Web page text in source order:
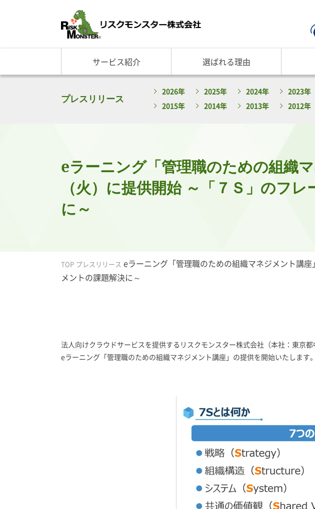
サービス紹介
与信管理サービス
反社チェックサービス
企業データ活用サービス
社員研修・リスクマネジメント
選ばれる理由
RM格付
RM与信限度額
反社チェックヒートマップ
企業リスク管理への独自AI
基礎講座
リスモングの与信管理講座
ビジネス実務与信管理検定試験
お役立ちコンテンツ
与信管理の役
内部統制を強
リスクモンスターについて
トップメッセージ
グループ紹介
沿革とサービスの変遷
リスモンの目指すところ
取り組み
サ
リ
リ
プレスリリース
2026年 2025年 2024年 2023年
2015年 2014年 2013年 2012年
eラーニング「管理職のための組織
（火）に提供開始 ～「７Ｓ」のフ
に～
TOP プレスリリース eラーニング「管理職のための組織マネジメント講
メントの課題解決に～
法人向けクラウドサービスを提供するリスクモンスター株式会社（本社：東京
eラーニング「管理職のための組織マネジメント講座」の提供を開始いたします。